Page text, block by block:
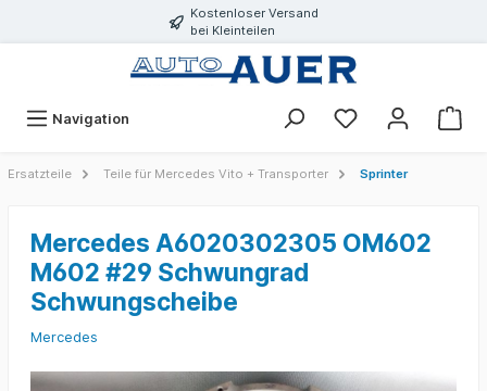
Kostenloser Versand
bei Kleinteilen
Navigation
Ersatzteile Teile für Mercedes Vito + Transporter Sprinter
Mercedes A6020302305 OM602
M602 #29 Schwungrad
Schwungscheibe
Mercedes